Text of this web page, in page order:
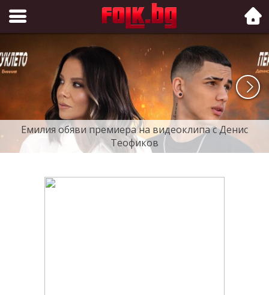
Folk.bg
Емилия обяви премиера на видеоклипа с Денис
Теофиков